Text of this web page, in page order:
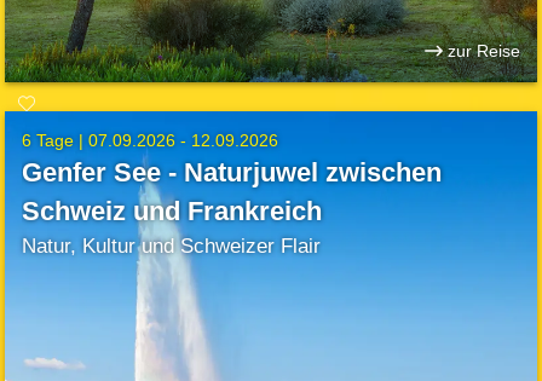
zur Reise
6 Tage |07.09.2026 - 12.09.2026
Genfer See - Naturjuwel zwischen
Schweiz und Frankreich
Natur, Kultur und Schweizer Flair